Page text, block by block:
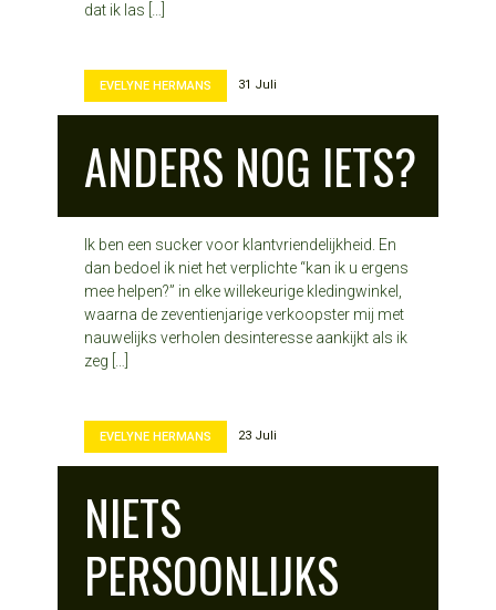
dat ik las […]
EVELYNE HERMANS 31 Juli
ANDERS NOG IETS?
Ik ben een sucker voor klantvriendelijkheid. En
dan bedoel ik niet het verplichte “kan ik u ergens
mee helpen?” in elke willekeurige kledingwinkel,
waarna de zeventienjarige verkoopster mij met
nauwelijks verholen desinteresse aankijkt als ik
zeg […]
EVELYNE HERMANS 23 Juli
NIETS
PERSOONLIJKS